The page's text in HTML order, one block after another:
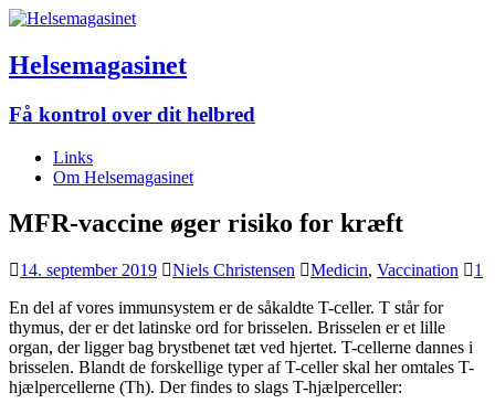
Helsemagasinet
Få kontrol over dit helbred
Links
Om Helsemagasinet
MFR-vaccine øger risiko for kræft
14. september 2019 Niels Christensen Medicin, Vaccination
1
En del af vores immunsystem er de såkaldte T-celler. T står for
thymus, der er det latinske ord for brisselen. Brisselen er et lille
organ, der ligger bag brystbenet tæt ved hjertet. T-cellerne dannes i
brisselen. Blandt de forskellige typer af T-celler skal her omtales T-
hjælpercellerne (Th). Der findes to slags T-hjælperceller: